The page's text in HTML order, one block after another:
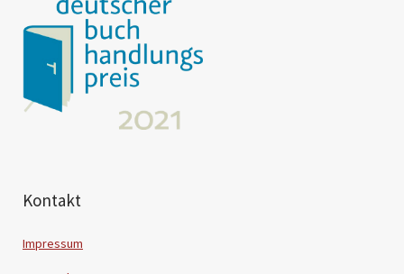
Kontakt
Impressum